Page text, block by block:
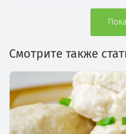
Смотрите также